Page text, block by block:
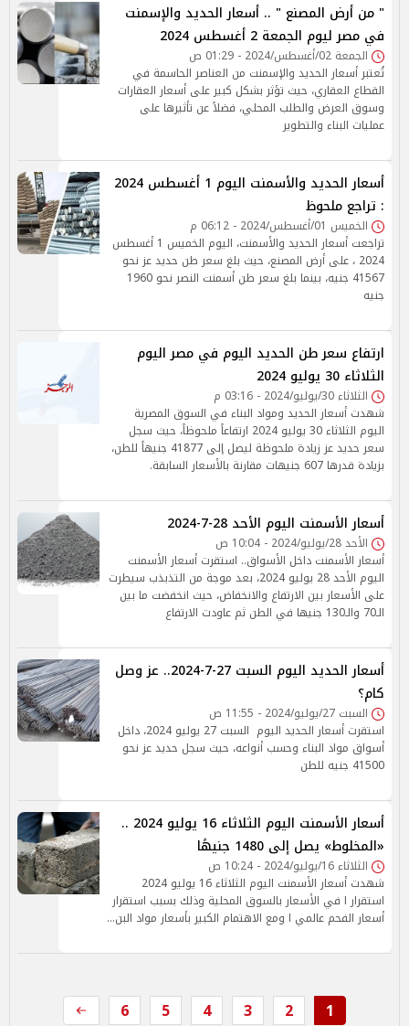
" من أرض المصنع " .. أسعار الحديد والإسمنت
في مصر ليوم الجمعة 2 أغسطس 2024
الجمعة 02/أغسطس/2024 - 01:29 ص
تُعتبر أسعار الحديد والإسمنت من العناصر الحاسمة في
القطاع العقاري، حيث تؤثر بشكل كبير على أسعار العقارات
وسوق العرض والطلب المحلي، فضلاً عن تأثيرها على
عمليات البناء والتطوير
أسعار الحديد والأسمنت اليوم 1 أغسطس 2024
: تراجع ملحوظ
الخميس 01/أغسطس/2024 - 06:12 م
تراجعت أسعار الحديد والأسمنت، اليوم الخميس 1 أغسطس
2024 ، على أرض المصنع، حيث بلغ سعر طن حديد عز نحو
41567 جنيه، بينما بلغ سعر طن أسمنت النصر نحو 1960
جنيه
ارتفاع سعر طن الحديد اليوم في مصر اليوم
الثلاثاء 30 يوليو 2024
الثلاثاء 30/يوليو/2024 - 03:16 م
شهدت أسعار الحديد ومواد البناء في السوق المصرية
اليوم الثلاثاء 30 يوليو 2024 ارتفاعاً ملحوظاً، حيث سجل
سعر حديد عز زيادة ملحوظة ليصل إلى 41877 جنيهاً للطن،
بزيادة قدرها 607 جنيهات مقارنة بالأسعار السابقة.
أسعار الأسمنت اليوم الأحد 28-7-2024
الأحد 28/يوليو/2024 - 10:04 ص
أسعار الأسمنت داخل الأسواق.. استقرت أسعار الأسمنت
اليوم الأحد 28 يوليو 2024، بعد موجة من التذبذب سيطرت
على الأسعار بين الارتفاع والانخفاض، حيث انخفضت ما بين
الـ70 والـ130 جنيها في الطن ثم عاودت الارتفاع
أسعار الحديد اليوم السبت 27-7-2024.. عز وصل
كام؟
السبت 27/يوليو/2024 - 11:55 ص
استقرت أسعار الحديد اليوم السبت 27 يوليو 2024، داخل
أسواق مواد البناء وحسب أنواعه، حيث سجل حديد عز نحو
41500 جنيه للطن
أسعار الأسمنت اليوم الثلاثاء 16 يوليو 2024 ..
«المخلوط» يصل إلى 1480 جنيهًا
الثلاثاء 16/يوليو/2024 - 10:24 ص
شهدت أسعار الأسمنت اليوم الثلاثاء 16 يوليو 2024
استقرار ا في الأسعار بالسوق المحلية وذلك بسبب استقرار
أسعار الفحم عالمي ا ومع الاهتمام الكبير بأسعار مواد البن…
1
2
3
4
5
6